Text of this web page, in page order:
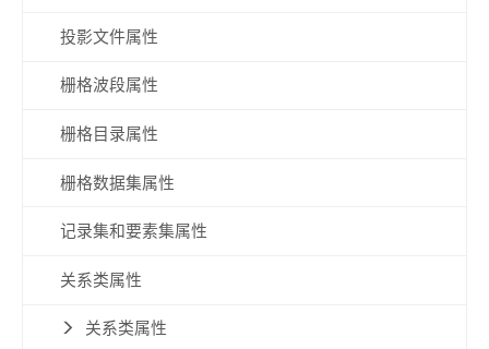
投影文件属性
栅格波段属性
栅格目录属性
栅格数据集属性
记录集和要素集属性
关系类属性
关系类属性